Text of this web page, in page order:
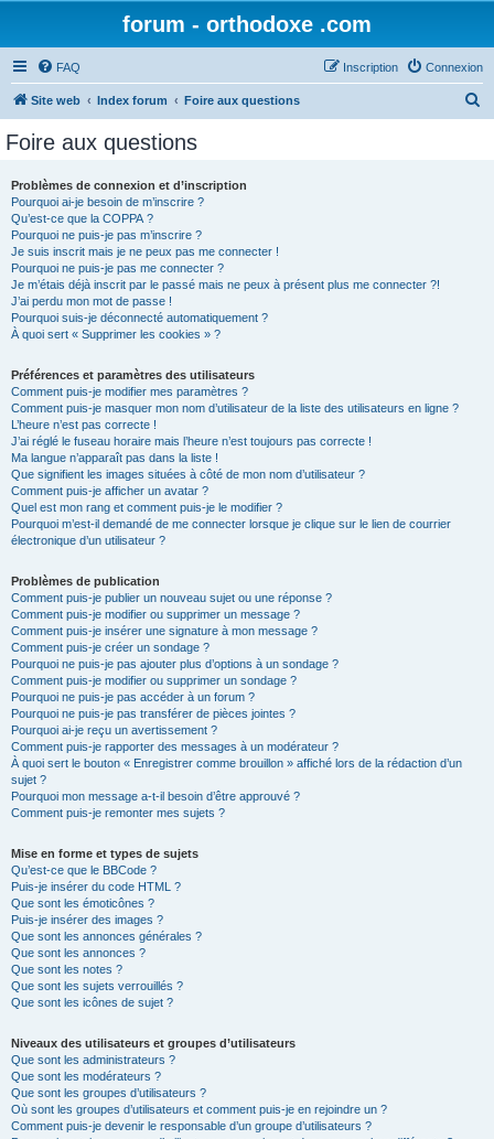
forum - orthodoxe .com
FAQ Connexion
Inscription
Site web Index forum Foire aux questions
Foire aux questions
Problèmes de connexion et d’inscription
Pourquoi ai-je besoin de m’inscrire ?
Qu’est-ce que la COPPA ?
Pourquoi ne puis-je pas m’inscrire ?
Je suis inscrit mais je ne peux pas me connecter !
Pourquoi ne puis-je pas me connecter ?
Je m’étais déjà inscrit par le passé mais ne peux à présent plus me connecter ?!
J’ai perdu mon mot de passe !
Pourquoi suis-je déconnecté automatiquement ?
À quoi sert « Supprimer les cookies » ?
Préférences et paramètres des utilisateurs
Comment puis-je modifier mes paramètres ?
Comment puis-je masquer mon nom d’utilisateur de la liste des utilisateurs en ligne ?
L’heure n’est pas correcte !
J’ai réglé le fuseau horaire mais l’heure n’est toujours pas correcte !
Ma langue n’apparaît pas dans la liste !
Que signifient les images situées à côté de mon nom d’utilisateur ?
Comment puis-je afficher un avatar ?
Quel est mon rang et comment puis-je le modifier ?
Pourquoi m’est-il demandé de me connecter lorsque je clique sur le lien de courrier
électronique d’un utilisateur ?
Problèmes de publication
Comment puis-je publier un nouveau sujet ou une réponse ?
Comment puis-je modifier ou supprimer un message ?
Comment puis-je insérer une signature à mon message ?
Comment puis-je créer un sondage ?
Pourquoi ne puis-je pas ajouter plus d’options à un sondage ?
Comment puis-je modifier ou supprimer un sondage ?
Pourquoi ne puis-je pas accéder à un forum ?
Pourquoi ne puis-je pas transférer de pièces jointes ?
Pourquoi ai-je reçu un avertissement ?
Comment puis-je rapporter des messages à un modérateur ?
À quoi sert le bouton « Enregistrer comme brouillon » affiché lors de la rédaction d’un
sujet ?
Pourquoi mon message a-t-il besoin d’être approuvé ?
Comment puis-je remonter mes sujets ?
Mise en forme et types de sujets
Qu’est-ce que le BBCode ?
Puis-je insérer du code HTML ?
Que sont les émoticônes ?
Puis-je insérer des images ?
Que sont les annonces générales ?
Que sont les annonces ?
Que sont les notes ?
Que sont les sujets verrouillés ?
Que sont les icônes de sujet ?
Niveaux des utilisateurs et groupes d’utilisateurs
Que sont les administrateurs ?
Que sont les modérateurs ?
Que sont les groupes d’utilisateurs ?
Où sont les groupes d’utilisateurs et comment puis-je en rejoindre un ?
Comment puis-je devenir le responsable d’un groupe d’utilisateurs ?